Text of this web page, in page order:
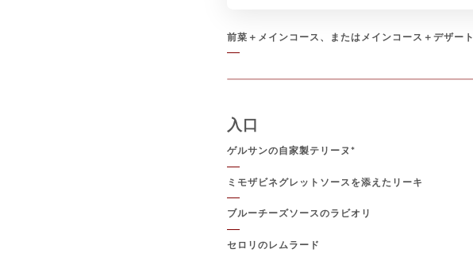
前菜＋メインコース、またはメインコース＋デザート
入口
ゲルサンの自家製テリーヌ*
ミモザビネグレットソースを添えたリーキ
ブルーチーズソースのラビオリ
セロリのレムラード